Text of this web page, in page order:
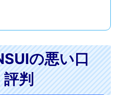
の悪い口
評判